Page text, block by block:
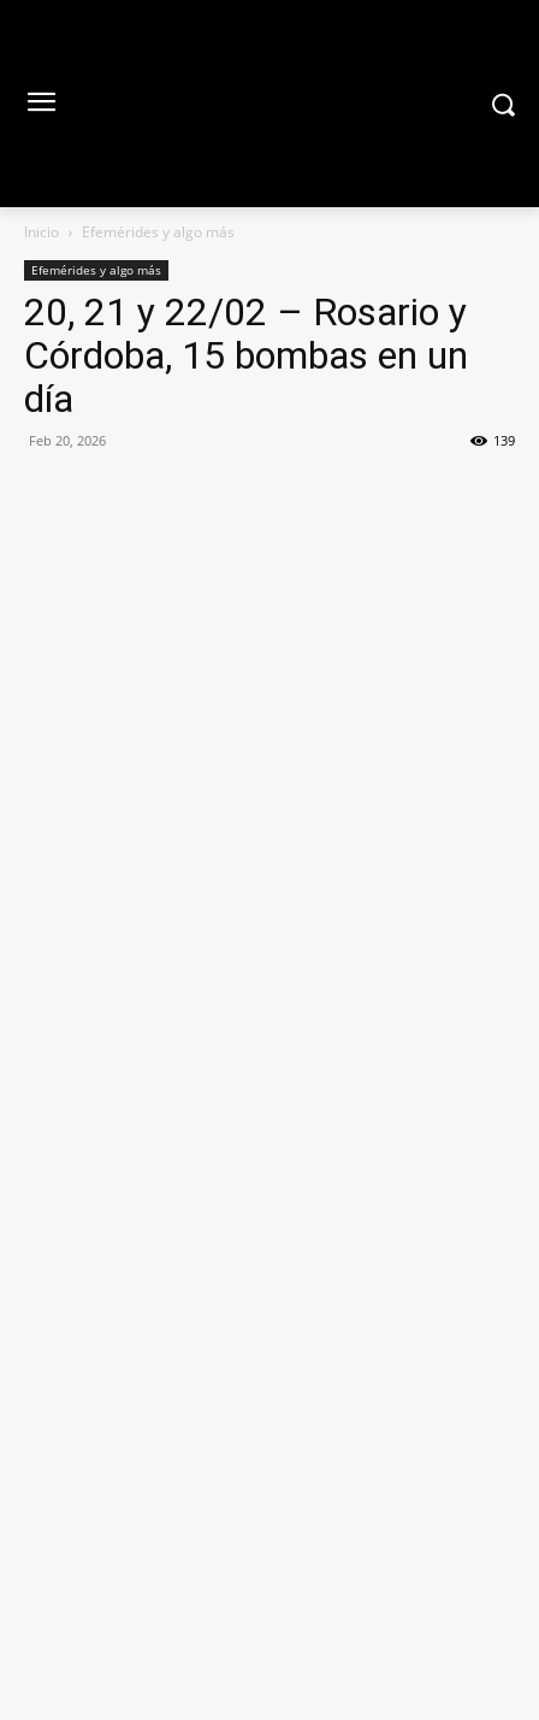
Inicio Efemérides y algo más
Efemérides y algo más
20, 21 y 22/02 – Rosario y
Córdoba, 15 bombas en un
día
Feb 20, 2026 139